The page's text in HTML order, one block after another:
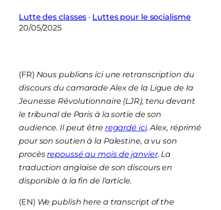
Lutte des classes · Luttes pour le socialisme
20/05/2025
(FR) Nous publions ici une retranscription du
discours du camarade Alex de la Ligue de la
Jeunesse Révolutionnaire (LJR), tenu devant
le tribunal de Paris à la sortie de son
audience. Il peut être regardé ici. Alex, réprimé
pour son soutien à la Palestine, a vu son
procèsrepoussé au mois de janvier. La
traduction anglaise de son discours en
disponible à la fin de l’article.
(EN) We publish here a transcript of the